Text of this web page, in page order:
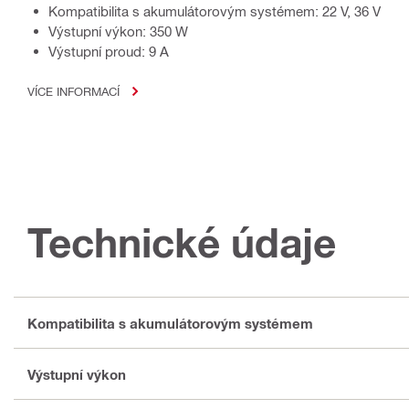
Kompatibilita s akumulátorovým systémem: 22 V, 36 V
Výstupní výkon: 350 W
Výstupní proud: 9 A
VÍCE INFORMACÍ
Technické údaje
Kompatibilita s akumulátorovým systémem
Výstupní výkon